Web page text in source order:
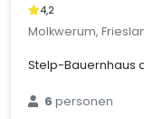
4,2
Molkwerum,
Stelp-Bauernhaus
6personen